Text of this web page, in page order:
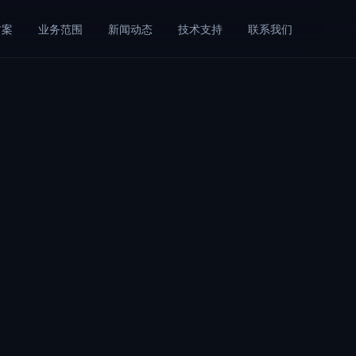
业务范围 新闻动态 技术支持 联系我们